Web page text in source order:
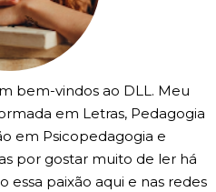
bem-vindos ao DLL. Meu
em Letras, Pedagogia
em Psicopedagogia e
por gostar muito de ler há
essa paixão aqui e nas redes